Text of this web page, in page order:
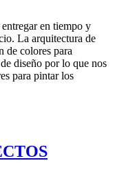
en tiempo y
La arquitectura de
de colores para
diseño por lo que nos
para pintar los